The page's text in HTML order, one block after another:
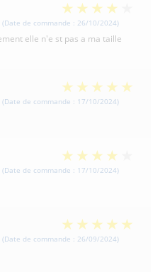
(Date de commande : 26/10/2024)
elle n'e st pas a ma taille
(Date de commande : 17/10/2024)
(Date de commande : 17/10/2024)
(Date de commande : 26/09/2024)